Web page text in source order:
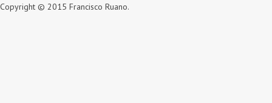
Copyright © 2015 Francisco Ruano.